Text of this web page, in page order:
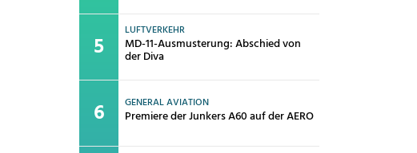
LUFTVERKEHR
MD-11-Ausmusterung: Abschied von
der Diva
GENERAL AVIATION
Premiere der Junkers A60 auf der AERO